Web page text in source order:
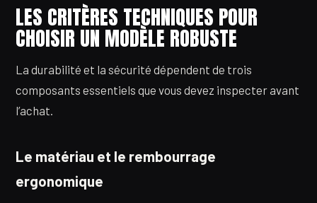
LES CRITÈRES TECHNIQUES POUR
CHOISIR UN MODÈLE ROBUSTE
La durabilité et la sécurité dépendent de trois
composants essentiels que vous devez inspecter avant
l’achat.
Le matériau et le rembourrage
ergonomique